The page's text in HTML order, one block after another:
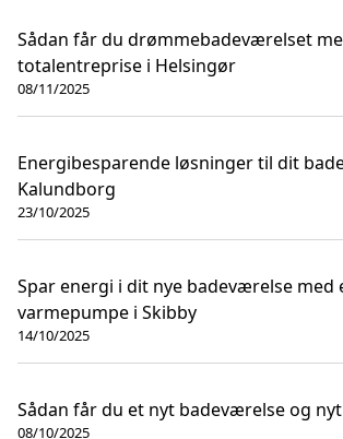
Sådan får du drømmebadeværelset
totalentreprise i Helsingør
08/11/2025
Energibesparende løsninger til dit
Kalundborg
23/10/2025
Spar energi i dit nye badeværelse med
varmepumpe i Skibby
14/10/2025
Sådan får du et nyt badeværelse og
08/10/2025